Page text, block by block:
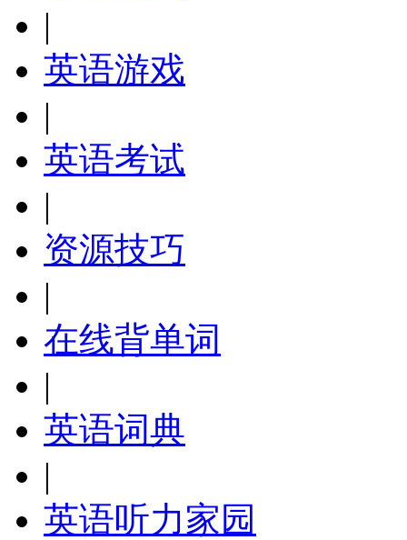
|
英语游戏
|
英语考试
|
资源技巧
|
在线背单词
|
英语词典
|
英语听力家园